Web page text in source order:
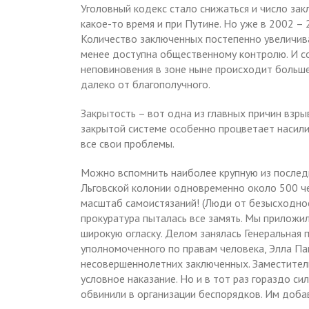
Уголовный кодекс стало снижаться и число
какое-то время и при Путине. Но уже в 2002 –
Количество заключенных постепенно
менее доступна общественному контролю. И
неповиновения в зоне ныне происходит
далеко от благополучного.
Закрытость – вот одна из главных причин
закрытой системе особенно процветает
все свои проблемы.
Можно вспомнить наиболее крупную из
Льговской колонии одновременно около 500
масштаб самоистязаний! (Люди от
прокуратура пыталась все замять. Мы
широкую огласку. Делом занялась
уполномоченного по правам человека, Элла
несовершеннолетних заключенных.
условное наказание. Но и в тот раз гораздо
обвинили в организации беспорядков. Им